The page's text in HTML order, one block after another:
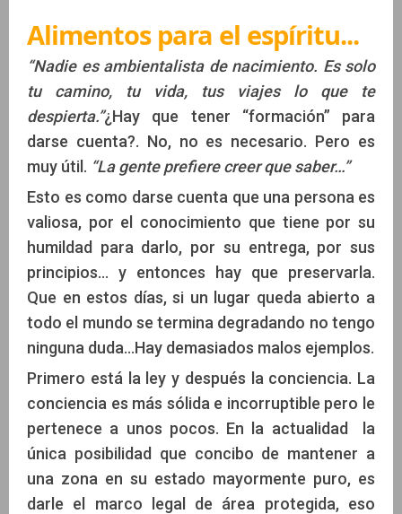
Alimentos para el espíritu...
“Nadie es ambientalista de nacimiento. Es solo
tu camino, tu vida, tus viajes lo que te
despierta.”¿Hay que tener “formación” para
darse cuenta?. No, no es necesario. Pero es
muy útil. “La gente prefiere creer que saber…”
Esto es como darse cuenta que una persona es
valiosa, por el conocimiento que tiene por su
humildad para darlo, por su entrega, por sus
principios… y entonces hay que preservarla.
Que en estos días, si un lugar queda abierto a
todo el mundo se termina degradando no tengo
ninguna duda…Hay demasiados malos ejemplos.
Primero está la ley y después la conciencia. La
conciencia es más sólida e incorruptible pero le
pertenece a unos pocos. En la actualidad la
única posibilidad que concibo de mantener a
una zona en su estado mayormente puro, es
darle el marco legal de área protegida, eso